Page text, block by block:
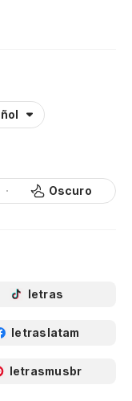
Oscuro
letras
letraslatam
letrasmusbr